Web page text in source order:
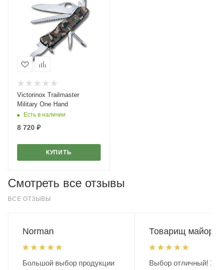
Victorinox Trailmaster
Military One Hand
Есть в наличии
8 720 ₽
КУПИТЬ
Смотреть все отзывы
ВСЕ ОТЗЫВЫ
Norman
Большой выбор продукции
Товарищ майор.
Выбор отличный!